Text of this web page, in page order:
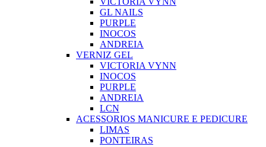
GL NAILS
PURPLE
INOCOS
ANDREIA
VERNIZ GEL
VICTORIA VYNN
INOCOS
PURPLE
ANDREIA
LCN
ACESSORIOS MANICURE E PEDICURE
LIMAS
PONTEIRAS